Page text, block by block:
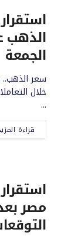
الجمعة
سعر الذهب..
خلال
...
قراءة
مصر